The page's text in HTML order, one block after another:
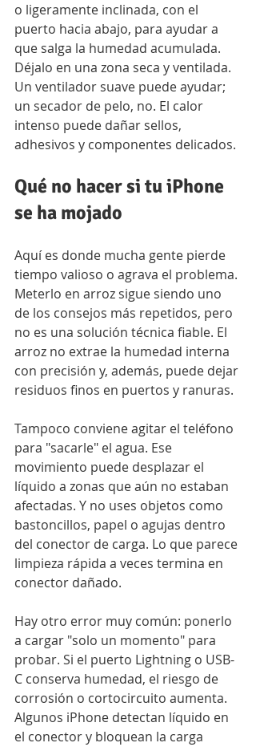
o ligeramente inclinada, con el
puerto hacia abajo, para ayudar a
que salga la humedad acumulada.
Déjalo en una zona seca y ventilada.
Un ventilador suave puede ayudar;
un secador de pelo, no. El calor
intenso puede dañar sellos,
adhesivos y componentes delicados.
Qué no hacer si tu iPhone
se ha mojado
Aquí es donde mucha gente pierde
tiempo valioso o agrava el problema.
Meterlo en arroz sigue siendo uno
de los consejos más repetidos, pero
no es una solución técnica fiable. El
arroz no extrae la humedad interna
con precisión y, además, puede dejar
residuos finos en puertos y ranuras.
Tampoco conviene agitar el teléfono
para "sacarle" el agua. Ese
movimiento puede desplazar el
líquido a zonas que aún no estaban
afectadas. Y no uses objetos como
bastoncillos, papel o agujas dentro
del conector de carga. Lo que parece
limpieza rápida a veces termina en
conector dañado.
Hay otro error muy común: ponerlo
a cargar "solo un momento" para
probar. Si el puerto Lightning o USB-
C conserva humedad, el riesgo de
corrosión o cortocircuito aumenta.
Algunos iPhone detectan líquido en
el conector y bloquean la carga